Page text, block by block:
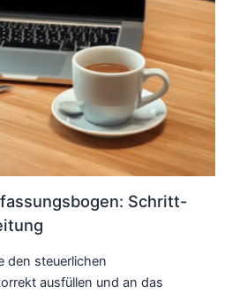
Schritt-
den steuerlichen
ausfüllen und an das